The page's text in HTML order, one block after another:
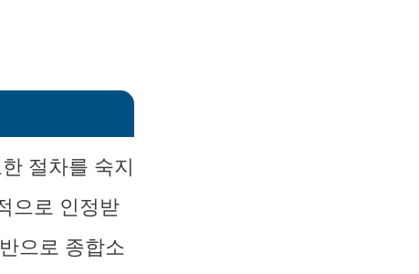
절차를 숙지
으로 인정받
으로 종합소